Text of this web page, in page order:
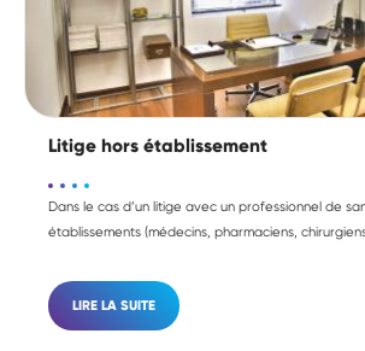
Litige hors établissement
Dans le cas d’un litige avec un professionnel de
établissements (médecins, pharmaciens,
LIRE LA SUITE